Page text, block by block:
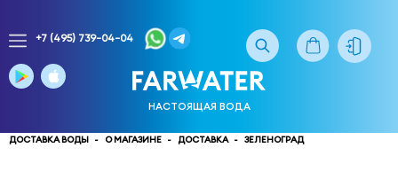
доставки
воды
многоканальный
+7 (495) 739-04-04
НАСТОЯЩАЯ ВОДА
ДОСТАВКА ВОДЫ О МАГАЗИНЕ ДОСТАВКА ЗЕЛЕНОГРАД